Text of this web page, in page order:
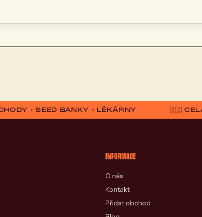
• SEED BANKY • LÉKÁRNY 🇨🇿
INFORMACE
O nás
Kontakt
Přidat obchod